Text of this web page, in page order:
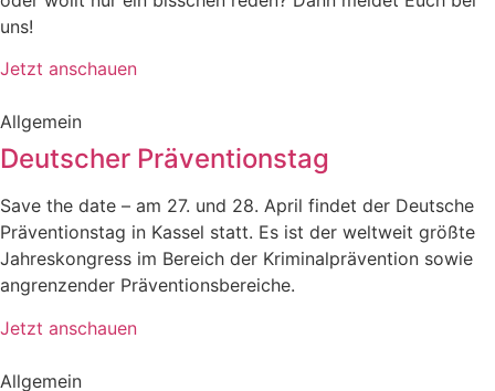
uns!
Jetzt anschauen
Allgemein
Deutscher Präventionstag
Save the date – am 27. und 28. April findet der Deutsche
Präventionstag in Kassel statt. Es ist der weltweit größte
Jahreskongress im Bereich der Kriminalprävention sowie
angrenzender Präventionsbereiche.
Jetzt anschauen
Allgemein